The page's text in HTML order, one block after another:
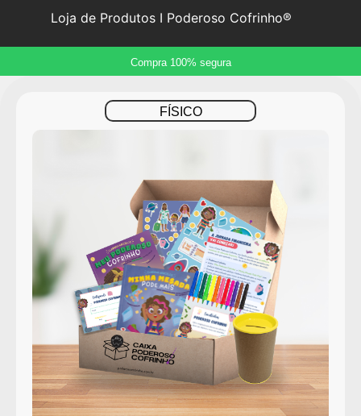
Loja de Produtos I Poderoso
Compra 100% segura
FÍSICO